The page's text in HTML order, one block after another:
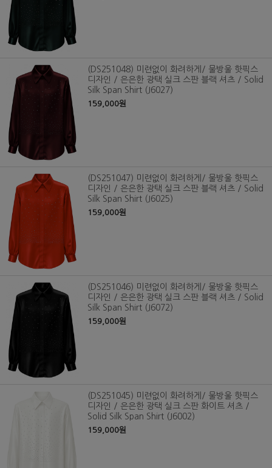
(DS251048) 미련없이 화려하게/ 물방울 핫픽스
디자인 / 은은한 광택 실크 스판 블랙 셔츠 / Solid
Silk Span Shirt (J6027)
159,000원
(DS251047) 미련없이 화려하게/ 물방울 핫픽스
디자인 / 은은한 광택 실크 스판 블랙 셔츠 / Solid
Silk Span Shirt (J6025)
159,000원
(DS251046) 미련없이 화려하게/ 물방울 핫픽스
디자인 / 은은한 광택 실크 스판 블랙 셔츠 / Solid
Silk Span Shirt (J6072)
159,000원
(DS251045) 미련없이 화려하게/ 물방울 핫픽스
디자인 / 은은한 광택 실크 스판 화이트 셔츠 /
Solid Silk Span Shirt (J6002)
159,000원